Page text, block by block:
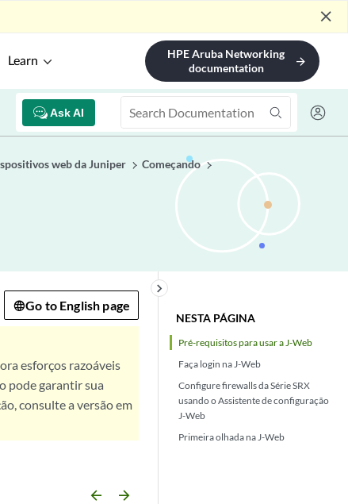
close
Learn
HPE Aruba Networking
documentation
arrow_forward
Ask AI
web da Juniper Começando
NESTA PÁGINA
Pré-requisitos para usar a J-Web
Faça login na J-Web
Configure firewalls da Série SRX
usando o Assistente de configuração
J-Web
Primeira olhada na J-Web
keyboard_arrow_right
Go to English page
esforços razoáveis
pode garantir sua
consulte a versão em
arrow_backward arrow_forward